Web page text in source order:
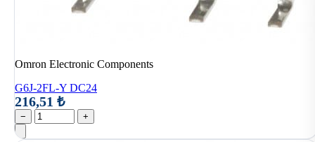
Omron Electronic Components
G6J-2FL-Y DC24
216,51 ₺
− +